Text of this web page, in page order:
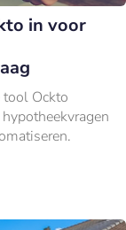
in voor
tool Ockto